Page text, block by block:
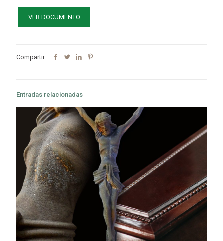
VER DOCUMENTO
Compartir
Entradas relacionadas